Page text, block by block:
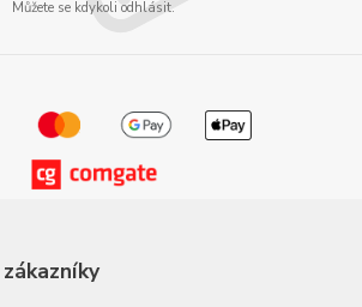
Můžete se kdykoli odhlásit.